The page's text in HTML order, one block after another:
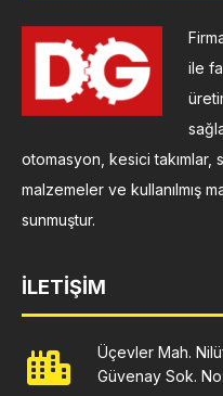
ile
otomasyon, kesici takımlar,
malzemeler ve kullanılmış
sunmuştur.
İLETİŞİM
Üçevler Mah.
Güvenay Sok.